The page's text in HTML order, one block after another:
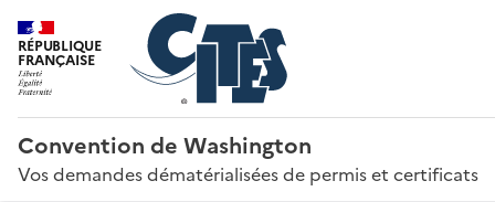
RÉPUBLIQUE
FRANÇAISE
Convention de Washington
Vos demandes dématérialisées de permis et certificats